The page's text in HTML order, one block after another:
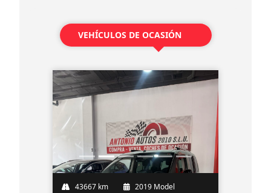
VEHÍCULOS DE OCASIÓN
43667 km 2019 Model